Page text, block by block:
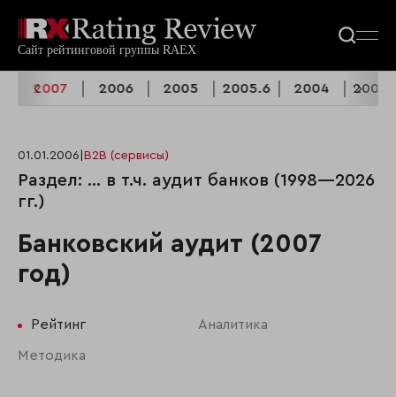
2007 2006 2005 2005.6 2004
01.01.2006 B2B (сервисы)
Раздел: ... в т.ч. аудит банков (1998—2026
гг.)
Банковский аудит (2007
год)
Рейтинг Аналитика
Методика